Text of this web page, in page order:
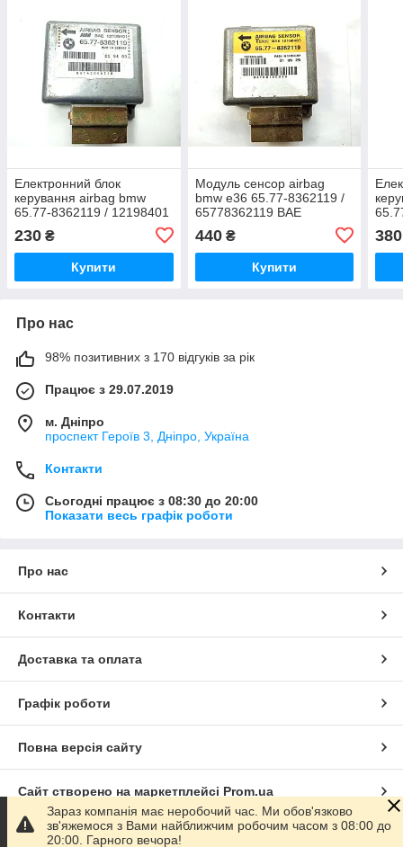
Електронний блок
керування airbag bmw
65.77-8362119 / 12198401
230 ₴
Купити
Модуль сенсор airbag
bmw e36 65.77-8362119 /
65778362119 BAE
440₴
Купити
380
Про нас
98% позитивних з 170 відгуків за рік
Працює з 29.07.2019
м. Дніпро
проспект Героїв 3, Дніпро, Україна
Контакти
Сьогодні працює з 08:30 до 20:00
Показати весь графік роботи
Про нас
Контакти
Доставка та оплата
Графік роботи
Повна версія сайту
Сайт створено на маркетплейсі Prom.ua
Політика конфіденційності
Зараз компанія має неробочий час. Ми обов'язково
зв'яжемося з Вами найближчим робочим часом з 08:00 до
20:00. Гарного вечора!